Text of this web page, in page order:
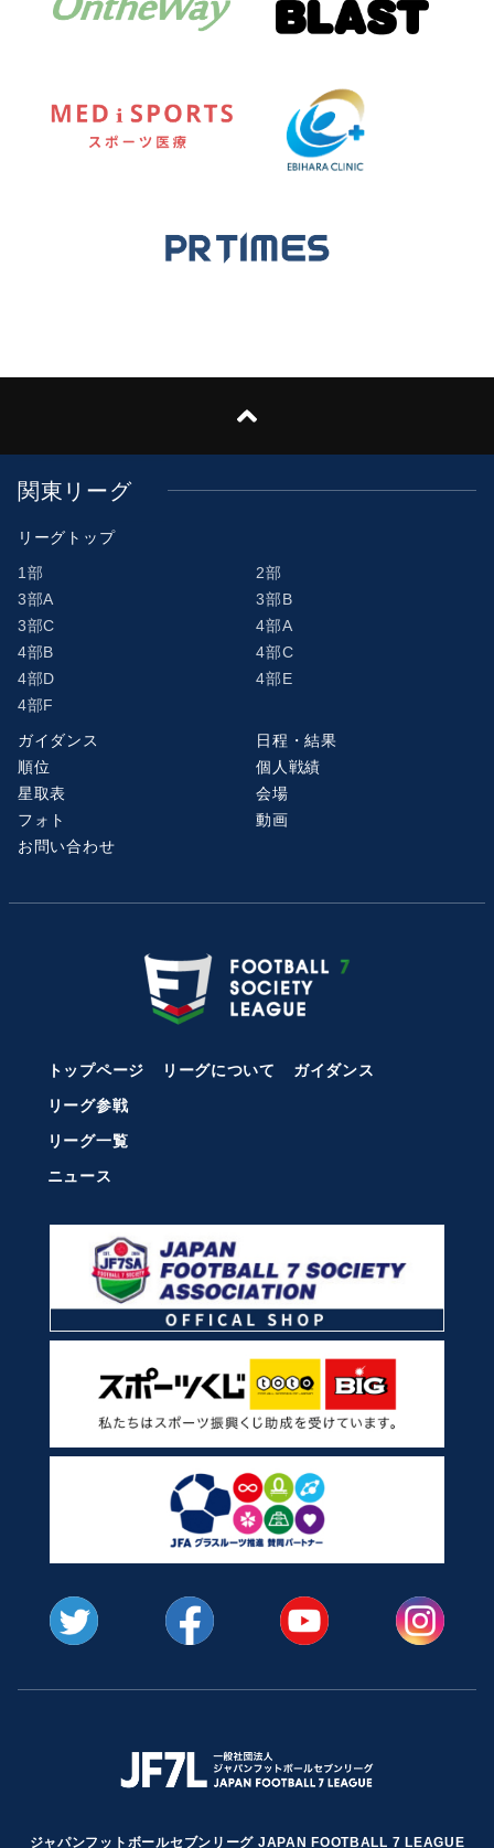
関東リーグ
リーグトップ
1部
2部
3部A
3部B
3部C
4部A
4部B
4部C
4部D
4部E
4部F
ガイダンス
日程・結果
順位
個人戦績
星取表
会場
フォト
動画
お問い合わせ
トップページ リーグについて
ガイダンス
リーグ参戦
リーグ一覧
ニュース
ジャパンフットボールセブンリーグ JAPAN FOOTBALL 7 LEAGUE